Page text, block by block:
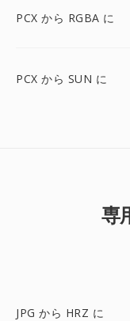
PCX から RGBA に
PCX から SUN に
専
JPG から HRZ に